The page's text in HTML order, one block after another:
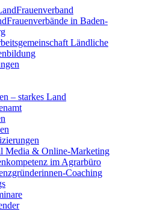
in Baden-
Ländliche
– starkes Land
Media & Online-Marketing
im Agrarbüro
Coaching